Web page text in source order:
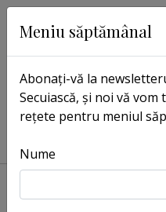
Pagina
Meniu săptămânal
Abonați-vă la
Secuiască, și noi vă
rețete pentru meniul
Nume